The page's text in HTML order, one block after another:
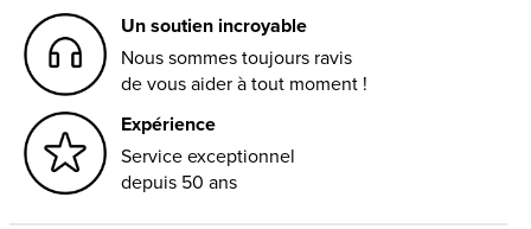
Un soutien incroyable
Nous sommes toujours ravis
de vous aider à tout moment !
Expérience
Service exceptionnel
depuis 50 ans